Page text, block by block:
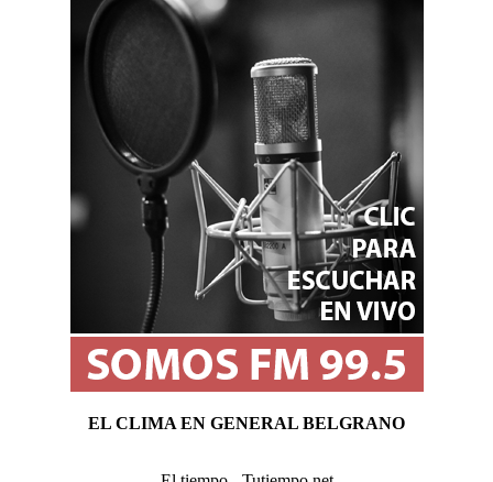
EL CLIMA EN GENERAL BELGRANO